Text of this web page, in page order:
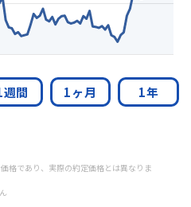
週間 1ヶ月 1年
格であり、実際の約定価格とは異なりま